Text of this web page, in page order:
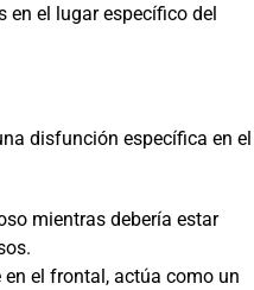
en el lugar específico del
disfunción específica en el
mientras debería estar
el frontal, actúa como un